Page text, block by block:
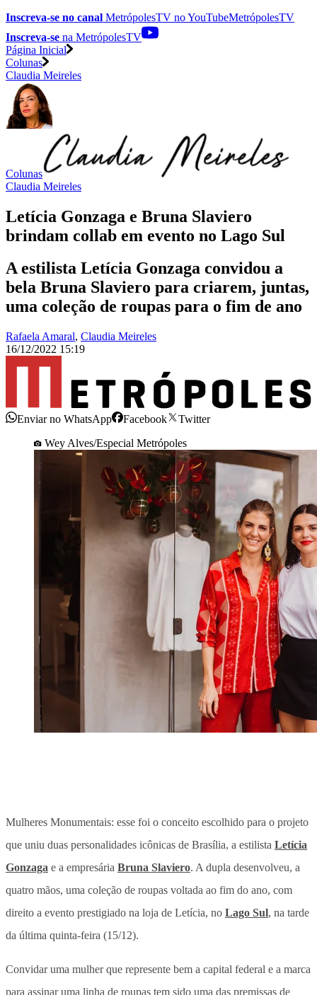
Inscreva-se no canal MetrópolesTV noYouTubeMetrópolesTV
Inscreva-se na MetrópolesTV
Página Inicial
Colunas
Claudia Meireles
Colunas
Claudia Meireles
Letícia Gonzaga e Bruna Slaviero
brindam collab em evento no Lago Sul
A estilista Letícia Gonzaga convidou a
bela Bruna Slaviero para criarem, juntas,
uma coleção de roupas para o fim de ano
Rafaela Amaral, Claudia Meireles
16/12/2022 15:19
Enviar no WhatsApp Facebook
Twitter
Wey Alves/Especial Metrópoles
Mulheres Monumentais: esse foi o conceito escolhido para o projeto
que uniu duas personalidades icônicas de Brasília, a estilista Letícia
Gonzaga e a empresária Bruna Slaviero. A dupla desenvolveu, a
quatro mãos, uma coleção de roupas voltada ao fim do ano, com
direito a evento prestigiado na loja de Letícia, no Lago Sul, na tarde
da última quinta-feira (15/12).
Convidar uma mulher que represente bem a capital federal e a marca
para assinar uma linha de roupas tem sido uma das premissas de